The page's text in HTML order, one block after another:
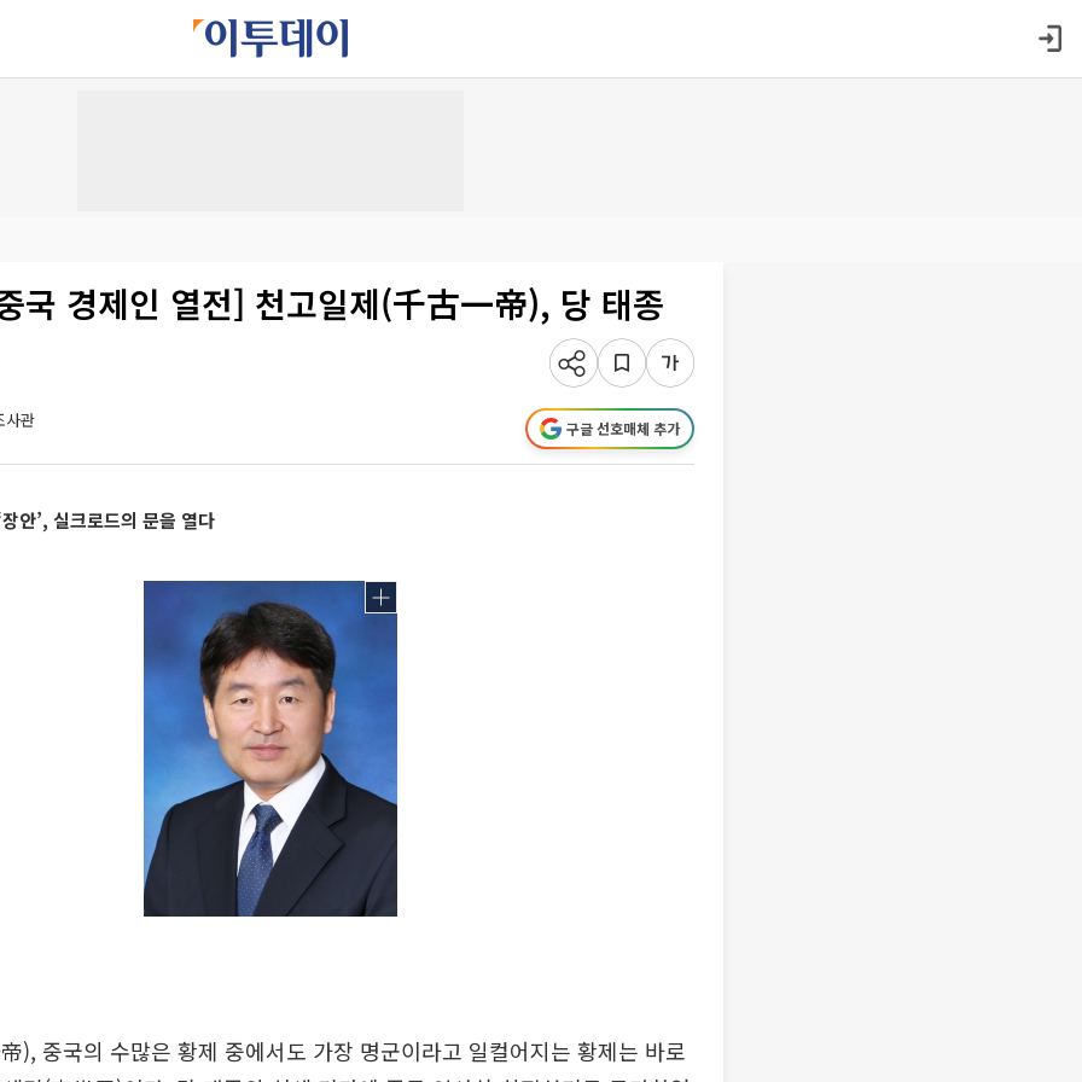
국 경제인 열전] 천고일제(千古一帝), 당 태종
사관 구글 선호매체 추가
안’, 실크로드의 문을 열다
), 중국의 수많은 황제 중에서도 가장 명군이라고 일컬어지는 황제는 바로